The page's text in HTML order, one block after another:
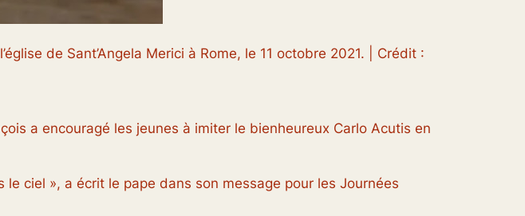
de Sant’Angela Merici à Rome, le 11 octobre 2021. | Crédit :
a encouragé les jeunes à imiter le bienheureux Carlo Acutis en
le ciel », a écrit le pape dans son message pour les Journées